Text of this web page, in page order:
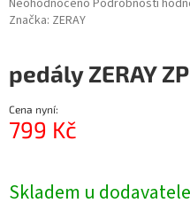
hodnocení
0,0
z
5
hvězdiček.
Neohodnoceno Podrobnosti
Značka: ZERAY
pedály ZERAY
Cena nyní:
799 Kč
Skladem u